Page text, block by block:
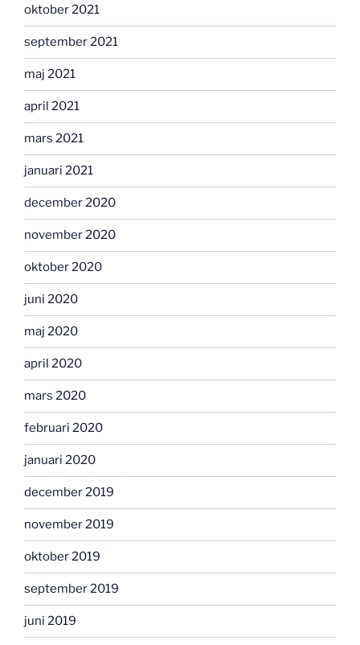
oktober 2021
september 2021
maj 2021
april 2021
mars 2021
januari 2021
december 2020
november 2020
oktober 2020
juni 2020
maj 2020
april 2020
mars 2020
februari 2020
januari 2020
december 2019
november 2019
oktober 2019
september 2019
juni 2019